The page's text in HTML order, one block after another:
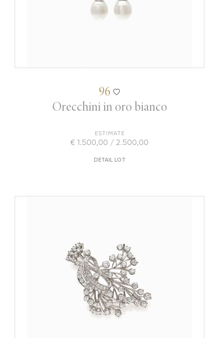
96
Orecchini in oro bianco
ESTIMATE
€ 1.500,00 / 2.500,00
DETAIL LOT